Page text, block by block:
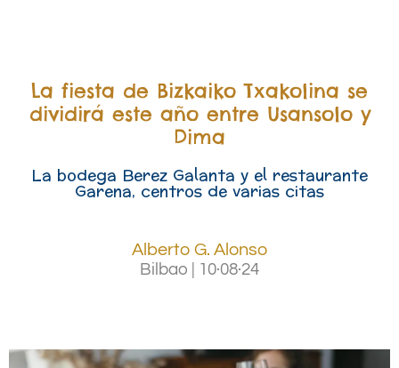
La fiesta de Bizkaiko Txakolina se
dividirá este año entre Usansolo y
Dima
La bodega Berez Galanta y el restaurante
Garena, centros de varias citas
Alberto G. Alonso
Bilbao
10·08·24